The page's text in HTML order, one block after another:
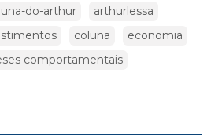
do-arthur
arthurlessa
coluna
economia
comportamentais